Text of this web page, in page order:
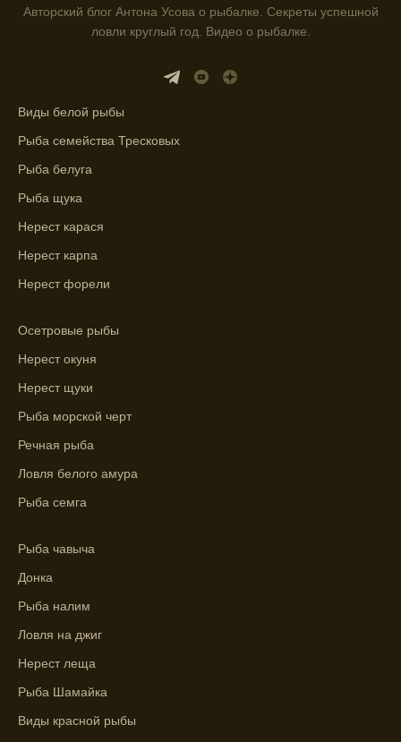
места для рыбалки.
фаз и погодных условий на активность
ближайшие дни с прогнозом клева.
График клева рыбы зависит от фаз луны и
погоды.
Выберите лучшее время для рыбной
ловли в разных водоемах, опираясь на
температуры воды учитывается в прогнозе
Лучше всего ловить рыбу в период
как указывает прогноз клева.
представление о том, когда и где клюет
рыба.
помощью прогноза клева.
для рыбной ловли, согласно прогнозу
клева.
Прогноз клева помогает определить
лучшие условия для успешной рыбалки.
Календарь рыболова включает в себя
Авторский блог Антона Усова о рыбалке. Секреты успешной
ловли круглый год. Видео о рыбалке.
Виды белой рыбы
Рыба семейства Тресковых
Рыба белуга
Рыба щука
Нерест карася
Нерест карпа
Нерест форели
Осетровые рыбы
Нерест окуня
Нерест щуки
Рыба морской черт
Речная рыба
Ловля белого амура
Рыба семга
Рыба чавыча
Донка
Рыба налим
Ловля на джиг
Нерест леща
Рыба Шамайка
Виды красной рыбы